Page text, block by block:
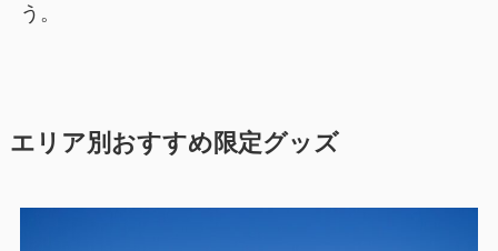
う。
エリア別おすすめ限定グッズ